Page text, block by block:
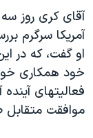
اسرائیل در جنگ
نرگس محمدی
همایش
صفحه‌های ویژه
آقای کری روز
آمریکا سرگرم
او گفت، که در
خود همکاری
فعالیتهای
موافقت